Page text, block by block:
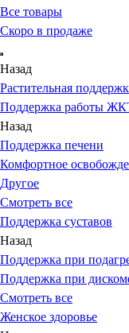
Все товары
Скоро в продаже
Назад
Растительная
Поддержка работы
Назад
Поддержка печени
Комфортное
Другое
Смотреть все
Поддержка суставов
Назад
Поддержка при
Поддержка при
Смотреть все
Женское здоровье